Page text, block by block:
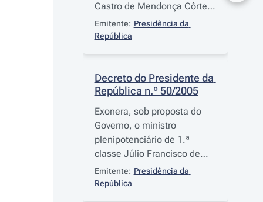
Castro de Mendonça Côrte-
Real do cargo de
Embaixador de Portugal em
Emitente: Presidência da
República
Decreto do Presidente da
República n.º 50/2005
Exonera, sob proposta do
Governo, o ministro
plenipotenciário de 1.ª
classe Júlio Francisco de
Sales Mascarenhas do cargo
de Embaixador de Portugal
Emitente: Presidência da
República